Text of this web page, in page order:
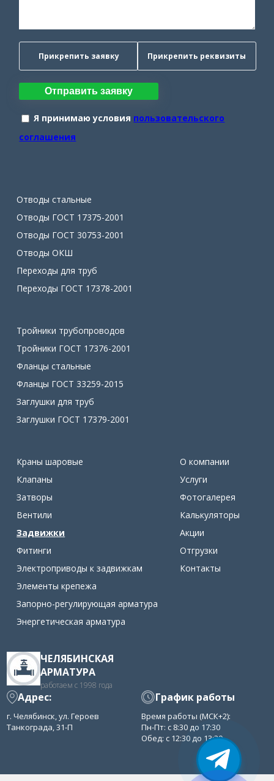
Прикрепить заявку Прикрепить реквизиты
Отправить заявку
Я принимаю условия пользовательского
соглашения
Отводы стальные
Отводы ГОСТ 17375-2001
Отводы ГОСТ 30753-2001
Отводы ОКШ
Переходы для труб
Переходы ГОСТ 17378-2001
Тройники трубопроводов
Тройники ГОСТ 17376-2001
Фланцы стальные
Фланцы ГОСТ 33259-2015
Заглушки для труб
Заглушки ГОСТ 17379-2001
Краны шаровые
Клапаны
Затворы
Вентили
Задвижки
Фитинги
Электроприводы к задвижкам
Элементы крепежа
Запорно-регулирующая арматура
Энергетическая арматура
О компании
Услуги
Фотогалерея
Калькуляторы
Акции
Отгрузки
Контакты
ЧЕЛЯБИНСКАЯ
АРМАТУРА
работаем с 1998 года
Адрес:
г. Челябинск, ул. Героев
Танкограда, 31-П
График работы
Время работы (МСК+2):
Пн-Пт: с 8:30 до 17:30
Обед: с 12:30 до 13:30